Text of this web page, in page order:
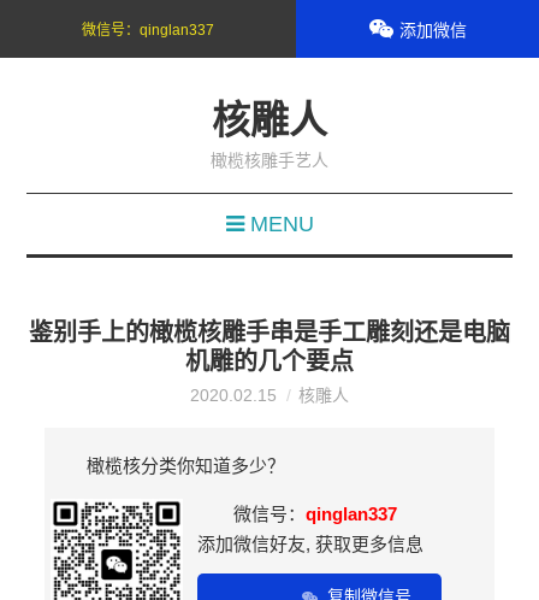
核雕人
橄榄核雕手艺人
MENU
鉴别手上的橄榄核雕手串是手工雕刻还是电脑
机雕的几个要点
2020.02.15 核雕人
橄榄核分类你知道多少？
微信号：qinglan337
添加微信好友, 获取更多信息
复制微信号
微信号：qinglan337 添加微信